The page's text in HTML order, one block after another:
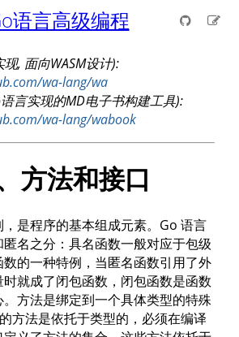
语言高级编程
, 面向WASM设计):
wa-lang/wa
言实现的MD电子书构建工具):
wa-lang/wabook
方法和接口
是程序的基本组成元素。Go 语言
名之分：具名函数一般对应于包级
的一种特例，当匿名函数引用了外
就成了闭包函数，闭包函数是函数
方法是绑定到一个具体类型的特殊
方法是依托于类型的，必须在编译